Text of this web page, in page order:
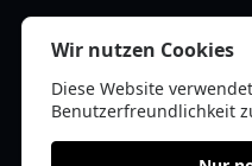
Impressum
Datenschutz
Kontakt
Wir nutzen Cookies
Diese Website
Benutzerfreundlichkeit